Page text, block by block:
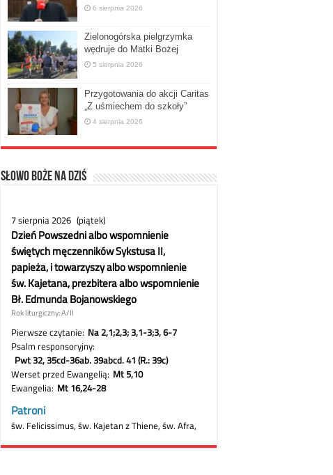
6 sierpnia 2026
Zielonogórska pielgrzymka
wędruje do Matki Bożej
5 sierpnia 2026
Przygotowania do akcji Caritas
„Z uśmiechem do szkoły”
4 sierpnia 2026
Słowo Boże na dziś